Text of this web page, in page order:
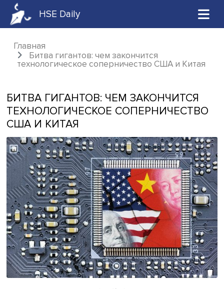
HSE Daily
Главная
Битва гигантов: чем закончится
БИТВА ГИГАНТОВ: ЧЕМ
ТЕХНОЛОГИЧЕСКОЕ
США И КИТАЯ